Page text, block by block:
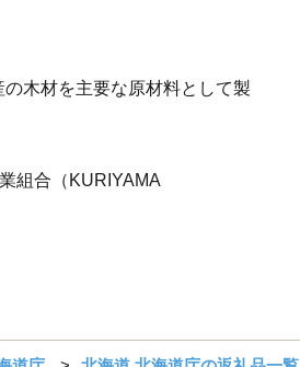
木材を主要な原材料として製
組合（KURIYAMA